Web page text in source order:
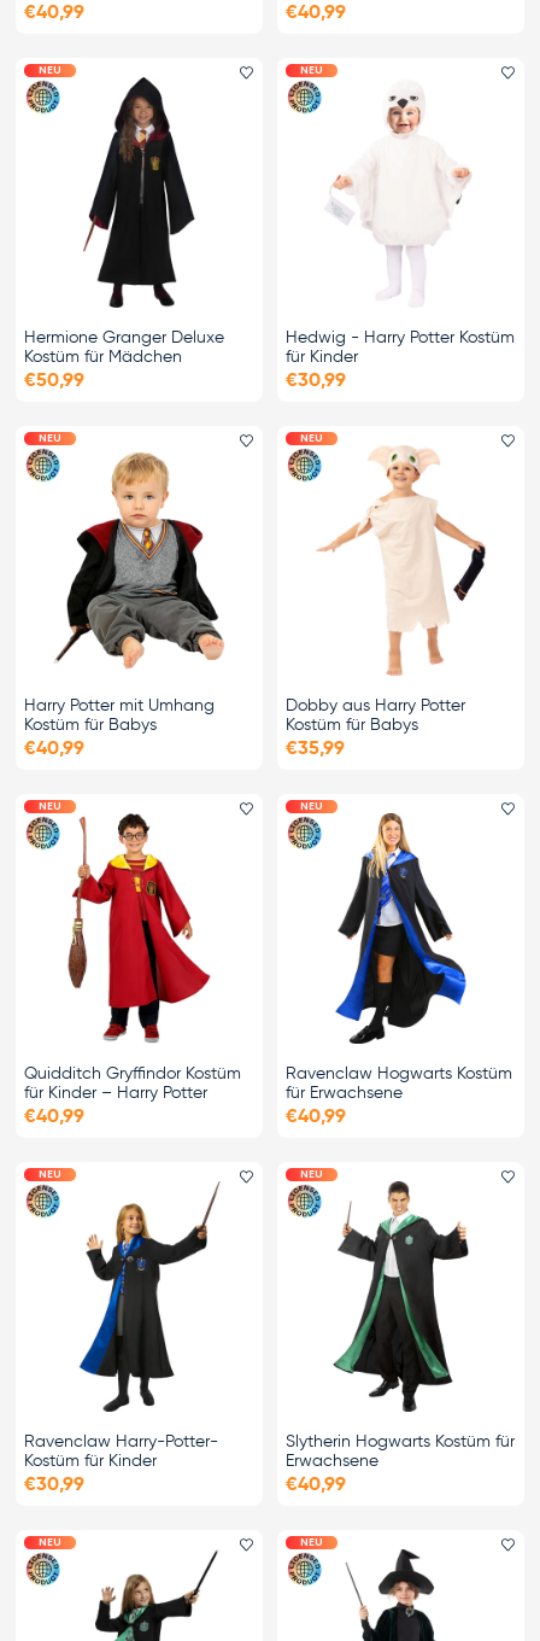
€40,99 €40,99
NEU Favorit hinzufügen
Hermione Granger Deluxe
Kostüm für Mädchen
€50,99
NEU
Hedwig - Harry Potter Kostüm
für Kinder
€30,99
NEU Favorit hinzufügen
Harry Potter mit Umhang
Kostüm für Babys
€40,99
NEU
Dobby aus Harry Potter
Kostüm für Babys
€35,99
NEU Favorit hinzufügen
Quidditch Gryffindor Kostüm
für Kinder – Harry Potter
€40,99
NEU
Ravenclaw Hogwarts Kostüm
für Erwachsene
€40,99
NEU Favorit hinzufügen
Ravenclaw Harry-Potter-
Kostüm für Kinder
€30,99
NEU
Slytherin Hogwarts Kostüm für
Erwachsene
€40,99
NEU Favorit hinzufügen
NEU